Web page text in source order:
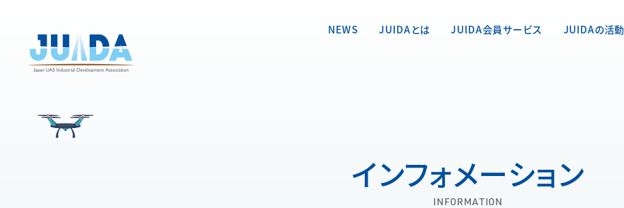
NEWS
JUIDAとは JUIDA会員サービス JUIDAの活動
インフォメーション
INFORMATION